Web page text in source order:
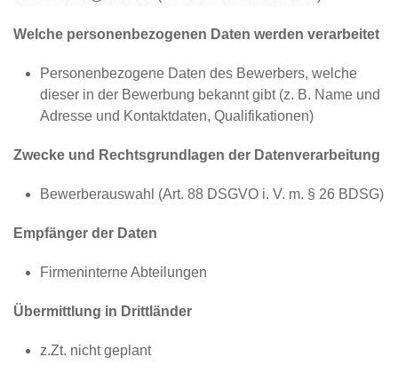
Welche personenbezogenen Daten werden verarbeitet
Personenbezogene Daten des Bewerbers, welche
dieser in der Bewerbung bekannt gibt (z. B. Name und
Adresse und Kontaktdaten, Qualifikationen)
Zwecke und Rechtsgrundlagen der Datenverarbeitung
Bewerberauswahl (Art. 88 DSGVO i. V. m. § 26 BDSG)
Empfänger der Daten
Firmeninterne Abteilungen
Übermittlung in Drittländer
z.Zt. nicht geplant